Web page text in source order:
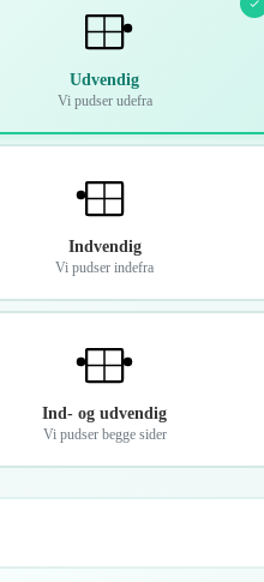
Udvendig
Vi pudser udefra
Indvendig
Vi pudser indefra
Ind- og udvendig
Vi pudser begge sider